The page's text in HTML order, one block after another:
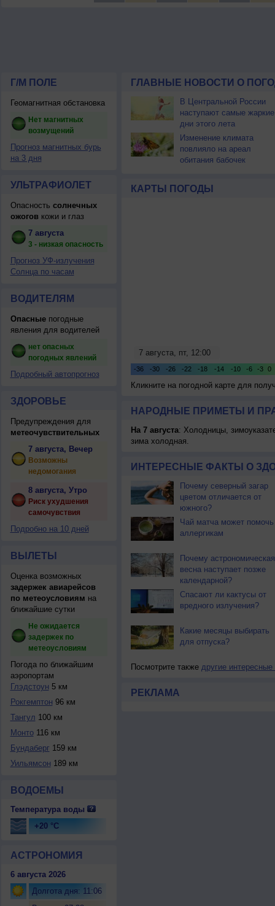
Г/М ПОЛЕ
Геомагнитная обстановка
Нет магнитных
возмущений
Прогноз магнитных бурь
на 3 дня
УЛЬТРАФИОЛЕТ
Опасность солнечных
ожоговкожи и глаз
7 августа
3 - низкая опасность
Прогноз УФ-излучения
Солнца по часам
ВОДИТЕЛЯМ
Опасныепогодные
явления для водителей
нет опасных
погодных явлений
Подробный автопрогноз
ЗДОРОВЬЕ
Предупреждения для
метеочувствительных
7 августа, Вечер
Возможны
недомогания
8 августа, Утро
Риск ухудшения
самочувствия
Подробно на 10 дней
ВЫЛЕТЫ
Оценка возможных
задержек авиарейсов
по метеоусловиям на
ближайшие сутки
Не ожидается
задержек по
метеоусловиям
Погода по ближайшим
аэропортам
Глэдстоун 5 км
Рокгемптон 96 км
Тангул 100 км
Монто116 км
Бундаберг 159 км
Уильямсон 189 км
ВОДОЕМЫ
Температура воды
+20 °C
АСТРОНОМИЯ
6 августа 2026
Долгота дня: 11:06
ГЛАВНЫЕ НОВОСТИ О
В Центральной России
наступают самые жаркие
дни этого лета
Изменение климата
повлияло на ареал
обитания бабочек
КАРТЫ ПОГОДЫ
Кликните на погодной карте для
НАРОДНЫЕ ПРИМЕТЫ И
На 7 августа: Холодницы,
зима холодная.
ИНТЕРЕСНЫЕ ФАКТЫ О
Почему северный загар
цветом отличается от
южного?
Чай матча может помочь
аллергикам
Почему астрономическая
весна наступает позже
календарной?
Спасают ли кактусы от
вредного излучения?
Какие месяцы выбирать
для отпуска?
Посмотрите также другие интересные
РЕКЛАМА